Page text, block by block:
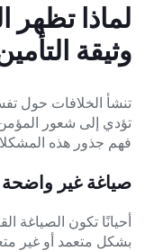
لماذا تظهر
وثيقة
تنشأ الخلافات حول
تؤدي إلى شعور
فهم جذور هذه
صياغة غير واضحة
أحيانًا تكون الصياغة
بشكل متعمد أو غير